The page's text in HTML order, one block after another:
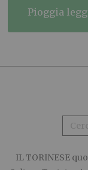
pioggia
IL TORINESE